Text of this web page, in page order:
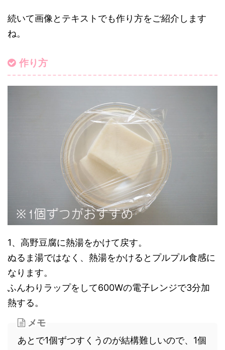
続いて画像とテキストでも作り方をご紹介します
ね。
作り方
1、高野豆腐に熱湯をかけて戻す。
ぬるま湯ではなく、熱湯をかけるとプルプル食感に
なります。
ふんわりラップをして600Wの電子レンジで3分加
熱する。
メモ
あとで1個ずつすくうのが結構難しいので、1個